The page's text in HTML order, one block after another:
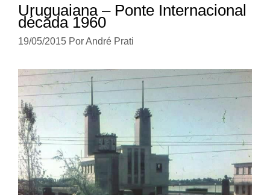
Uruguaiana – Ponte Internacional
década 1960
19/05/2015 PorAndré Prati